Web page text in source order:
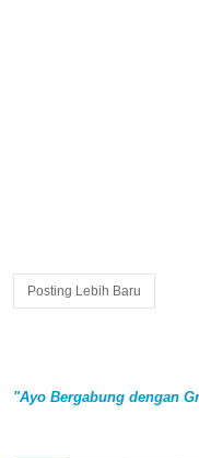
Posting Lebih Baru
"Ayo Bergabung dengan